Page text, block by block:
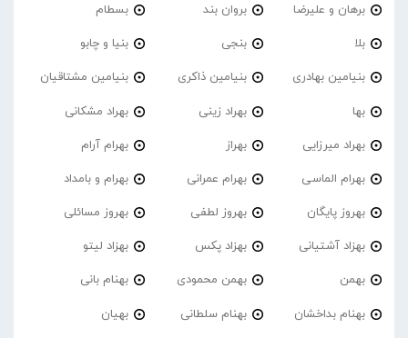
برهان و علیرضا بروان بند بسطام
بلا بنجی بنیا و چابو
بنیامین بهادری بنیامین ذاکری بنیامین مشتاقیان
بها بهراد زینی بهراد مشکانی
بهراد میرزایی بهراز بهرام آرام
بهرام الماسی بهرام عمرانی بهرام و بامداد
بهروز پایگان بهروز لطفی بهروز مسائلی
بهزاد آشتیانی بهزاد پکس بهزاد لیتو
بهمن بهمن محمودی بهنام بانی
بهنام بداخشان بهنام سلطانی بهیان